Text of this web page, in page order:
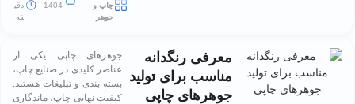
چاپ و
1404
دقی
معرفی رنگدانه
مناسب برای تولید
جوهرهای چاپی
جوهرهای چاپی یکی از
عناصر کلیدی در صنایع چاپ،
بسته بندی و تبلیغات هستند.
کیفیت نهایی چاپ، ماندگاری